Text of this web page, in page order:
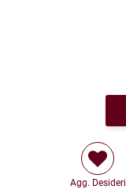
Agg. Desideri